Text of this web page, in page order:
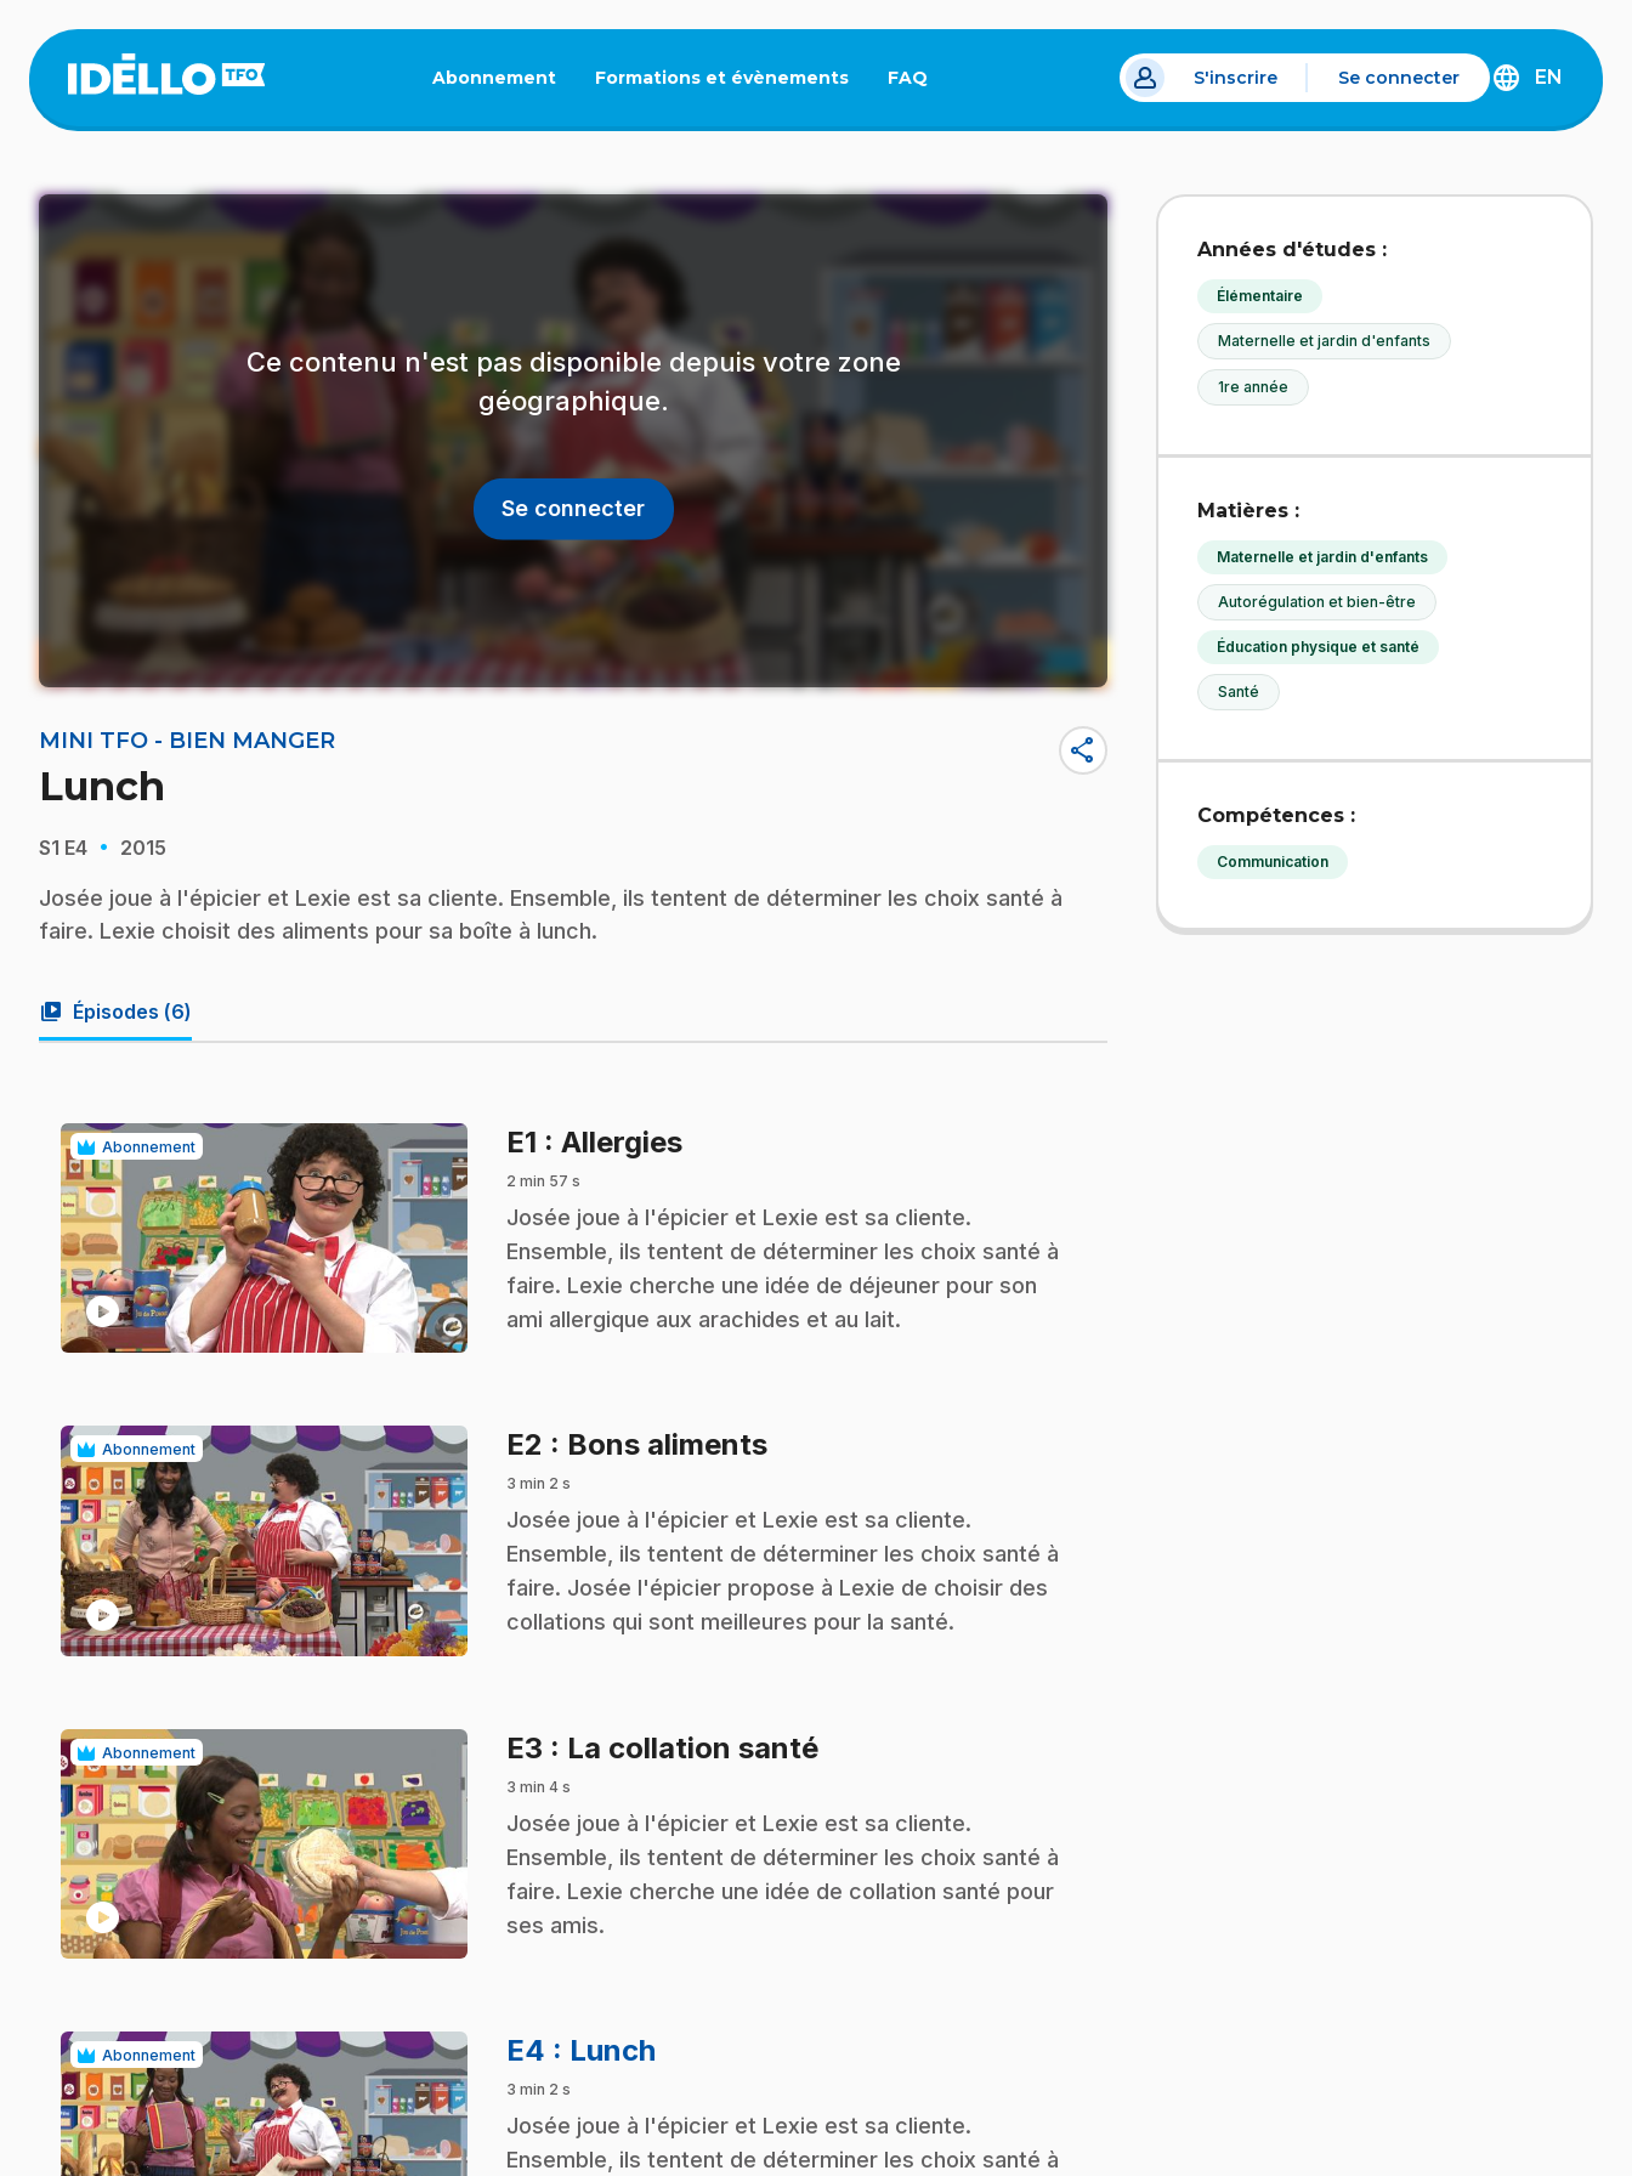
contenu
principal
Abonnement Formations et évènements FAQ
Ce lien s'ouvrira dans un nouvel onglet.
S'inscrire Se connecter
DISCOVER
EN
Ce contenu n'est pas disponible depuis votre zone
géographique.
Se connecter
MINI TFO - BIEN MANGER
Lunch
share
S1 E4 · 2015
Josée joue à l'épicier et Lexie est sa cliente. Ensemble, ils tentent de déterminer les choix santé à
faire. Lexie choisit des aliments pour sa boîte à lunch.
video_library Épisodes (6)
Abonnement
play_circle
E1 : Allergies.
2 min 57 s
.Josée joue à l'épicier et Lexie est sa cliente.
Ensemble, ils tentent de déterminer les choix santé à
faire. Lexie cherche une idée de déjeuner pour son
ami allergique aux arachides et au lait.
Abonnement
play_circle
E2 : Bons aliments.
3 min 2 s
.Josée joue à l'épicier et Lexie est sa cliente.
Ensemble, ils tentent de déterminer les choix santé à
faire. Josée l'épicier propose à Lexie de choisir des
collations qui sont meilleures pour la santé.
Abonnement
play_circle
E3 : La collation santé.
3 min 4 s
.Josée joue à l'épicier et Lexie est sa cliente.
Ensemble, ils tentent de déterminer les choix santé à
faire. Lexie cherche une idée de collation santé pour
ses amis.
Abonnement E4 : Lunch
3 min 2 s
.Josée joue à l'épicier et Lexie est sa cliente.
Ensemble, ils tentent de déterminer les choix santé à
Années d'études :
Élémentaire
Maternelle et jardin d'enfants
1re année
Matières :
Maternelle et jardin d'enfants
Autorégulation et bien-être
Éducation physique et santé
Santé
Compétences :
Communication